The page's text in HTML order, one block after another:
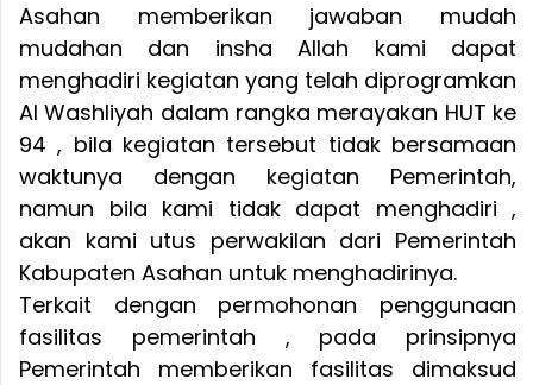
Asahan memberikan jawaban mudah
mudahan dan insha Allah kami dapat
menghadiri kegiatan yang telah diprogramkan
Al Washliyah dalam rangka merayakan HUT ke
94 , bila kegiatan tersebut tidak bersamaan
waktunya dengan kegiatan Pemerintah,
namun bila kami tidak dapat menghadiri ,
akan kami utus perwakilan dari Pemerintah
Kabupaten Asahan untuk menghadirinya.
Terkait dengan permohonan penggunaan
fasilitas pemerintah , pada prinsipnya
Pemerintah memberikan fasilitas dimaksud